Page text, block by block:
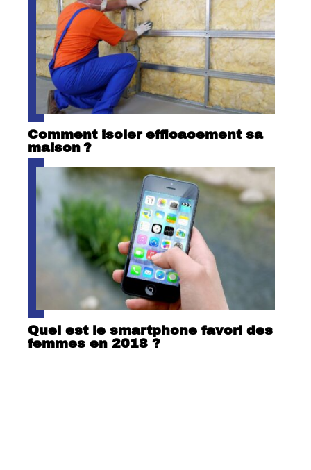
Comment isoler efficacement sa
maison ?
Quel est le smartphone favori des
femmes en 2018 ?